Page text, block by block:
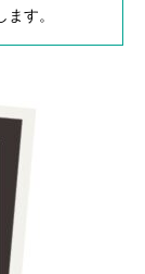
す。